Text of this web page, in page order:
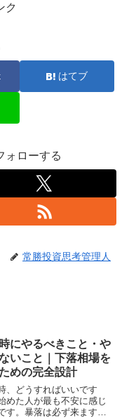
ク
はてブ
ォローする
常勝投資思考管理人
にやるべきこと・や
いこと｜下落相場を
めの完全設計
、どうすればいいです
めた人が最も不安に感じ
す。暴落は必ず来ます。